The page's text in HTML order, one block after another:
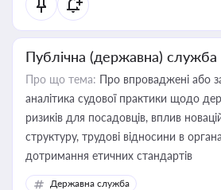
Публічна (державна) служба
Про що тема: Про впроваджені або
аналітика судової практики щодо
ризиків для посадовців, вплив
структуру, трудові відносини в
дотримання етичних стандартів
Державна служба